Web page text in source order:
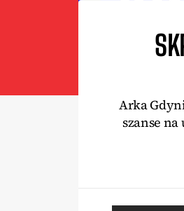
Arka
szanse